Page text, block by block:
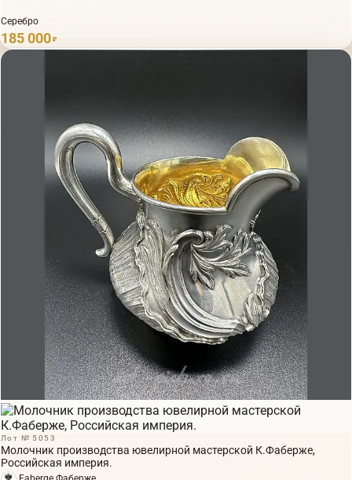
Серебро
185 000 ₽
Лот № 5053
Молочник производства ювелирной мастерской К.Фаберже,
Российская империя.